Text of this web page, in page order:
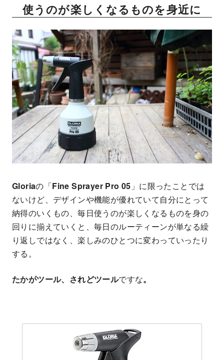
使うのが楽しくなるものを身近に
Gloriaの「Fine Sprayer Pro 05 」に限ったことでは
ないけど、デザインや機能が優れていて自分にとって
納得のいくもの、毎日使うのが楽しくなるものを身の
回りに揃えていくと、毎日のルーティーンが単なる繰
り返しではなく、楽しみのひとつに変わっていったり
する。
たかがツール、されどツールですな。